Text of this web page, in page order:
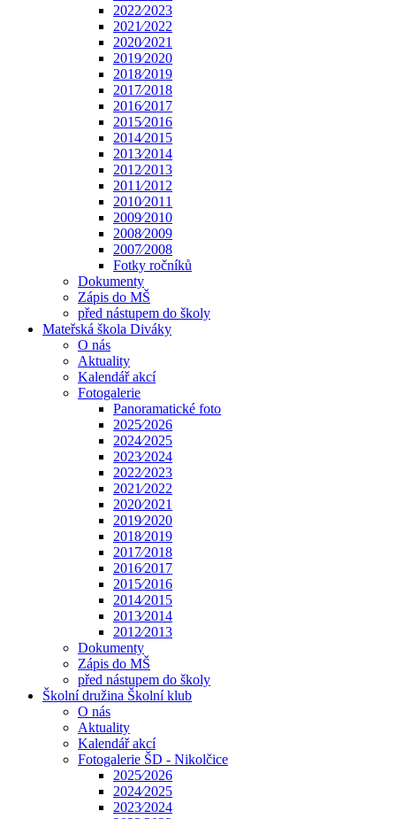
2022⁄2023
2021⁄2022
2020⁄2021
2019⁄2020
2018⁄2019
2017⁄2018
2016⁄2017
2015⁄2016
2014⁄2015
2013⁄2014
2012⁄2013
2011⁄2012
2010⁄2011
2009⁄2010
2008⁄2009
2007⁄2008
Fotky ročníků
Dokumenty
Zápis do MŠ
před nástupem do školy
Mateřská škola Diváky
O nás
Aktuality
Kalendář akcí
Fotogalerie
Panoramatické foto
2025⁄2026
2024⁄2025
2023⁄2024
2022⁄2023
2021⁄2022
2020⁄2021
2019⁄2020
2018⁄2019
2017⁄2018
2016⁄2017
2015⁄2016
2014⁄2015
2013⁄2014
2012⁄2013
Dokumenty
Zápis do MŠ
před nástupem do školy
Školní družina Školní klub
O nás
Aktuality
Kalendář akcí
Fotogalerie ŠD - Nikolčice
2025⁄2026
2024⁄2025
2023⁄2024